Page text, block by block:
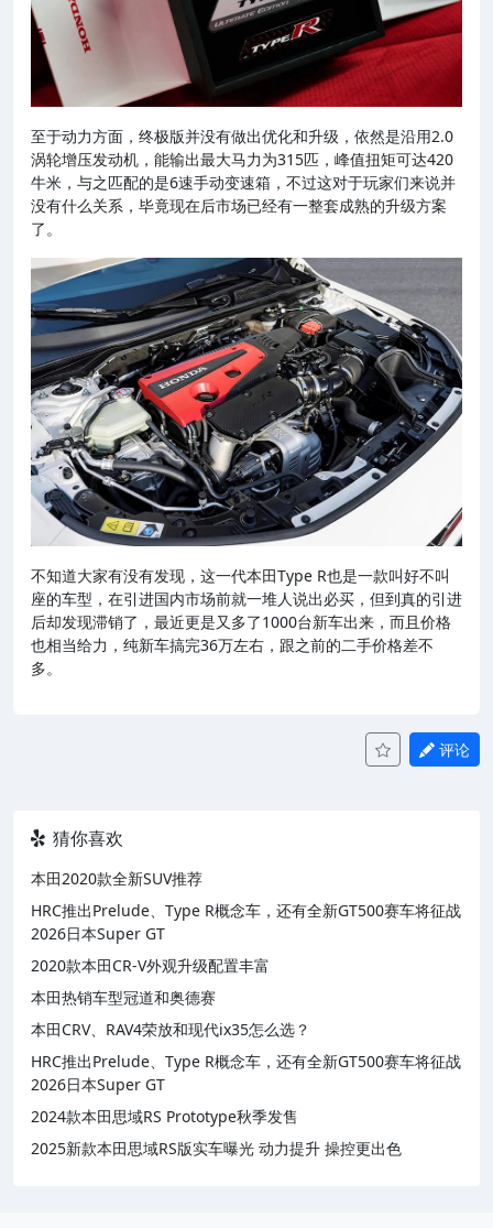
至于动力方面，终极版并没有做出优化和升级，依然是沿用2.0
涡轮增压发动机，能输出最大马力为315匹，峰值扭矩可达420
牛米，与之匹配的是6速手动变速箱，不过这对于玩家们来说并
没有什么关系，毕竟现在后市场已经有一整套成熟的升级方案
了。
不知道大家有没有发现，这一代本田Type R也是一款叫好不叫
座的车型，在引进国内市场前就一堆人说出必买，但到真的引进
后却发现滞销了，最近更是又多了1000台新车出来，而且价格
也相当给力，纯新车搞完36万左右，跟之前的二手价格差不
多。
评论
猜你喜欢
本田2020款全新SUV推荐
HRC推出Prelude、Type R概念车，还有全新GT500赛车将征战
2026日本Super GT
2020款本田CR-V外观升级配置丰富
本田热销车型冠道和奥德赛
本田CRV、RAV4荣放和现代ix35怎么选？
HRC推出Prelude、Type R概念车，还有全新GT500赛车将征战
2026日本Super GT
2024款本田思域RS Prototype秋季发售
2025新款本田思域RS版实车曝光 动力提升 操控更出色